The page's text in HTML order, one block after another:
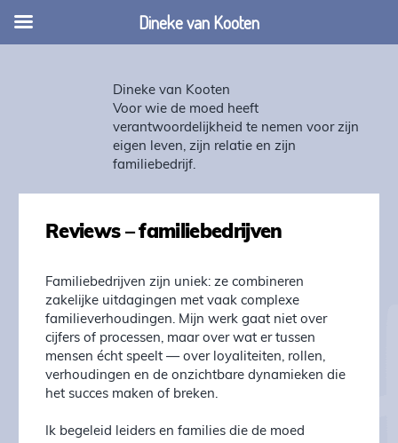
Dineke van Kooten
Voor wie de moed heeft
verantwoordelijkheid te nemen voor zijn
eigen leven, zijn relatie en zijn
familiebedrijf.
Reviews – familiebedrijven
Familiebedrijven zijn uniek: ze combineren
zakelijke uitdagingen met vaak complexe
familieverhoudingen. Mijn werk gaat niet over
cijfers of processen, maar over wat er tussen
mensen écht speelt — over loyaliteiten, rollen,
verhoudingen en de onzichtbare dynamieken die
het succes maken of breken.
Ik begeleid leiders en families die de moed
Dineke van Kooten